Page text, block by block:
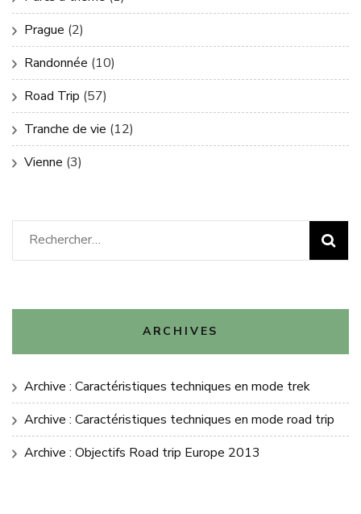
Prague (2)
Randonnée (10)
Road Trip (57)
Tranche de vie (12)
Vienne (3)
Rechercher :
ARCHIVES
Archive : Caractéristiques techniques en mode trek
Archive : Caractéristiques techniques en mode road trip
Archive : Objectifs Road trip Europe 2013